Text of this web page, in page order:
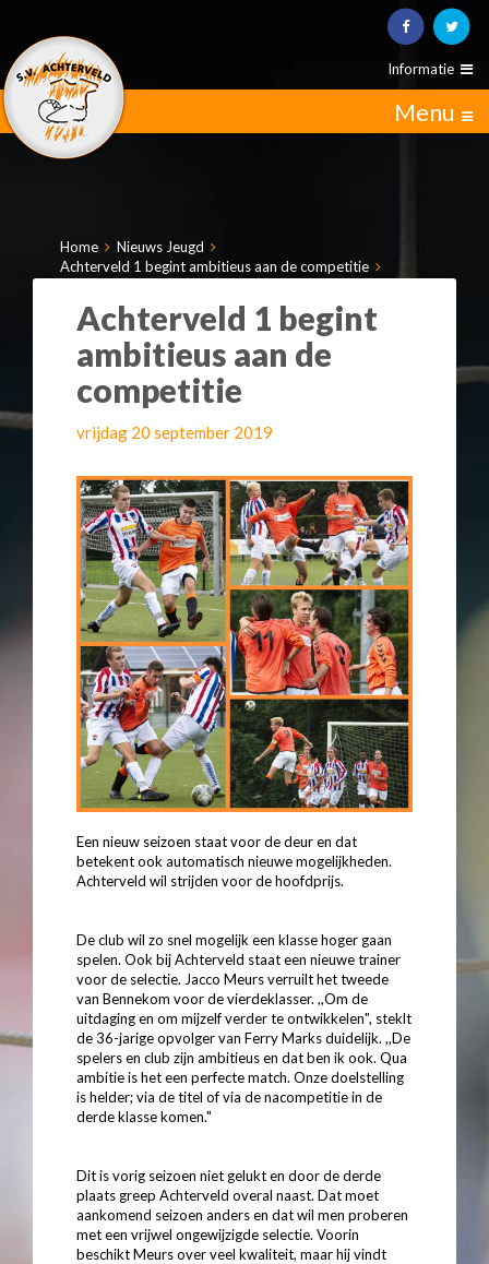
Informatie
Menu
Home
Nieuws Jeugd
Achterveld 1 begint ambitieus aan de competitie
Achterveld 1 begint
ambitieus aan de
competitie
vrijdag 20 september 2019
Een nieuw seizoen staat voor de deur en dat
betekent ook automatisch nieuwe mogelijkheden.
Achterveld wil strijden voor de hoofdprijs.
De club wil zo snel mogelijk een klasse hoger gaan
spelen. Ook bij Achterveld staat een nieuwe trainer
voor de selectie. Jacco Meurs verruilt het tweede
van Bennekom voor de vierdeklasser. ,,Om de
uitdaging en om mijzelf verder te ontwikkelen", steklt
de 36-jarige opvolger van Ferry Marks duidelijk. ,,De
spelers en club zijn ambitieus en dat ben ik ook. Qua
ambitie is het een perfecte match. Onze doelstelling
is helder; via de titel of via de nacompetitie in de
derde klasse komen."
Dit is vorig seizoen niet gelukt en door de derde
plaats greep Achterveld overal naast. Dat moet
aankomend seizoen anders en dat wil men proberen
met een vrijwel ongewijzigde selectie. Voorin
beschikt Meurs over veel kwaliteit, maar hij vindt